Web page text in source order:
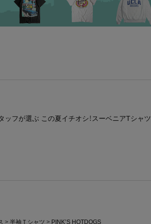
ッフが選ぶ この夏イチオシ！スーベニアTシャツ
半袖Ｔシャツ PINK’S HOTDOGS